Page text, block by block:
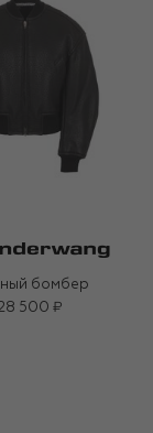
бомбер
500 ₽